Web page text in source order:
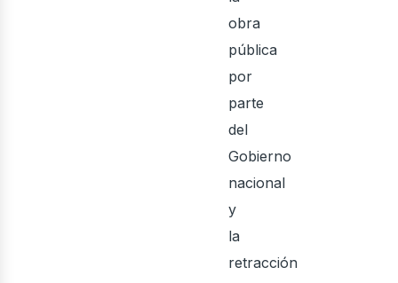
obra
pública
por
parte
del
Gobierno
nacional
y
la
retracción